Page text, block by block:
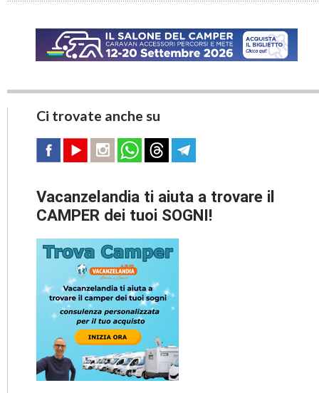
Ci trovate anche su
Vacanzelandia ti aiuta a trovare il
CAMPER dei tuoi SOGNI!